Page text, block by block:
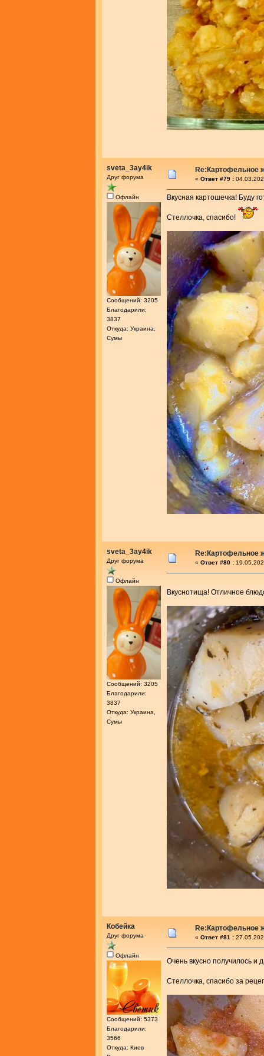
sveta_3ay4ik
Друг форума
Офлайн
Сообщений: 3205
Благодарили:
3837
Откуда: Украина,
Сумы
Re:Картофельное
« Ответ #79 :
Вкусная картошечка! Буду
Стеллочка, спасибо!
sveta_3ay4ik
Друг форума
Офлайн
Сообщений: 3205
Благодарили:
3837
Откуда: Украина,
Сумы
Re:Картофельное
« Ответ #80 :
Вкуснотища! Отличное
Кобейка
Друг форума
Офлайн
Сообщений: 5373
Благодарили:
3566
Откуда: Киев
Re:Картофельное
« Ответ #81 :
Очень вкусно получилось
Стеллочка, спасибо за